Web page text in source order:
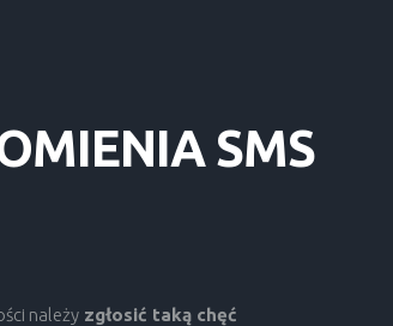
SMS
należyzgłosić taką chęć